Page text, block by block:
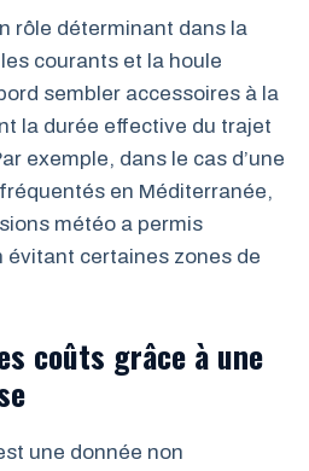
rôle déterminant dans la
courants et la houle
sembler accessoires à la
la durée effective du trajet
exemple, dans le cas d’une
en Méditerranée,
météo a permis
évitant certaines zones de
coûts grâce à une
une donnée non